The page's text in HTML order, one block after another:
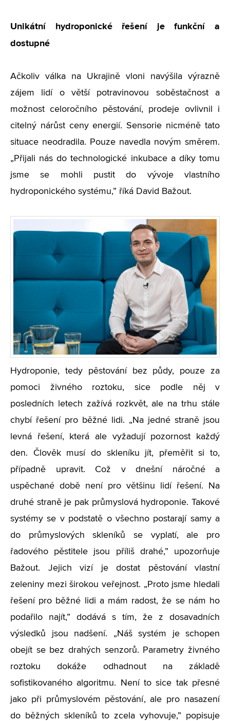
Unikátní hydroponické řešení je funkční a
dostupné
Ačkoliv válka na Ukrajině vloni navýšila výrazně
zájem lidí o větší potravinovou soběstačnost a
možnost celoročního pěstování, prodeje ovlivnil i
citelný nárůst ceny energií. Sensorie nicméně tato
situace neodradila. Pouze navedla novým směrem.
„Přijali nás do technologické inkubace a díky tomu
jsme se mohli pustit do vývoje vlastního
hydroponického systému,” říká David Bažout.
Hydroponie, tedy pěstování bez půdy, pouze za
pomoci živného roztoku, sice podle něj v
posledních letech zažívá rozkvět, ale na trhu stále
chybí řešení pro běžné lidi. „Na jedné straně jsou
levná řešení, která ale vyžadují pozornost každý
den. Člověk musí do skleníku jít, přeměřit si to,
případně upravit. Což v dnešní náročné a
uspěchané době není pro většinu lidí řešení. Na
druhé straně je pak průmyslová hydroponie. Takové
systémy se v podstatě o všechno postarají samy a
do průmyslových skleníků se vyplatí, ale pro
řadového pěstitele jsou příliš drahé,” upozorňuje
Bažout. Jejich vizí je dostat pěstování vlastní
zeleniny mezi širokou veřejnost. „Proto jsme hledali
řešení pro běžné lidi a mám radost, že se nám ho
podařilo najít,” dodává s tím, že z dosavadních
výsledků jsou nadšení. „Náš systém je schopen
obejít se bez drahých senzorů. Parametry živného
roztoku dokáže odhadnout na základě
sofistikovaného algoritmu. Není to sice tak přesné
jako při průmyslovém pěstování, ale pro nasazení
do běžných skleníků to zcela vyhovuje,” popisuje